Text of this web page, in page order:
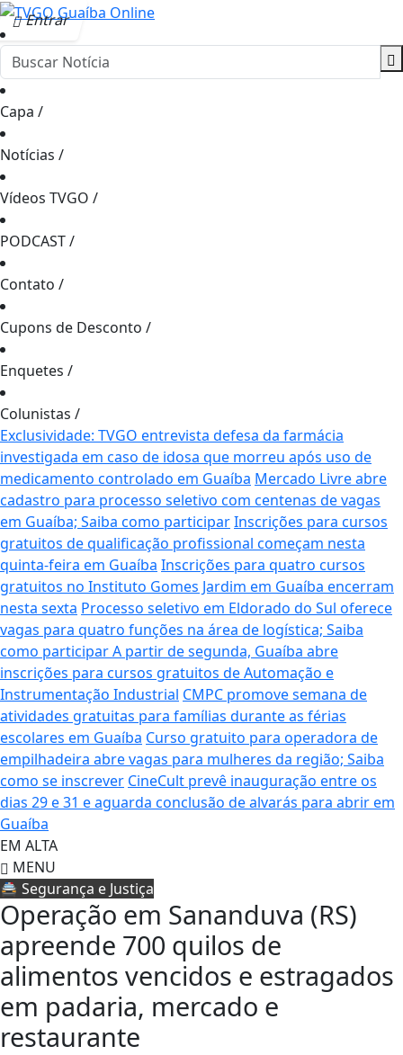
Entrar
Capa /
Notícias /
Vídeos TVGO /
PODCAST/
Contato /
Cupons de Desconto /
Enquetes /
Colunistas /
Exclusividade: TVGO entrevista defesa da farmácia
investigada em caso de idosa que morreu após uso de
medicamento controlado em Guaíba Mercado Livre abre
cadastro para processo seletivo com centenas de vagas
em Guaíba; Saiba como participarInscrições para cursos
gratuitos de qualificação profissional começam nesta
quinta-feira em Guaíba Inscrições para quatro cursos
gratuitos no Instituto Gomes Jardim em Guaíba encerram
nesta sexta Processo seletivo em Eldorado do Sul oferece
vagas para quatro funções na área de logística; Saiba
como participarA partir de segunda, Guaíba abre
inscrições para cursos gratuitos de Automação e
Instrumentação Industrial CMPC promove semana de
atividades gratuitas para famílias durante as férias
escolares em Guaíba Curso gratuito para operadora de
empilhadeira abre vagas para mulheres da região; Saiba
como se inscrever CineCult prevê inauguração entre os
dias 29 e 31 e aguarda conclusão de alvarás para abrir em
Guaíba
EM ALTA
MENU
🚔 Segurança e Justiça
Operação em Sananduva (RS)
apreende 700 quilos de
alimentos vencidos e estragados
em padaria, mercado e
restaurante